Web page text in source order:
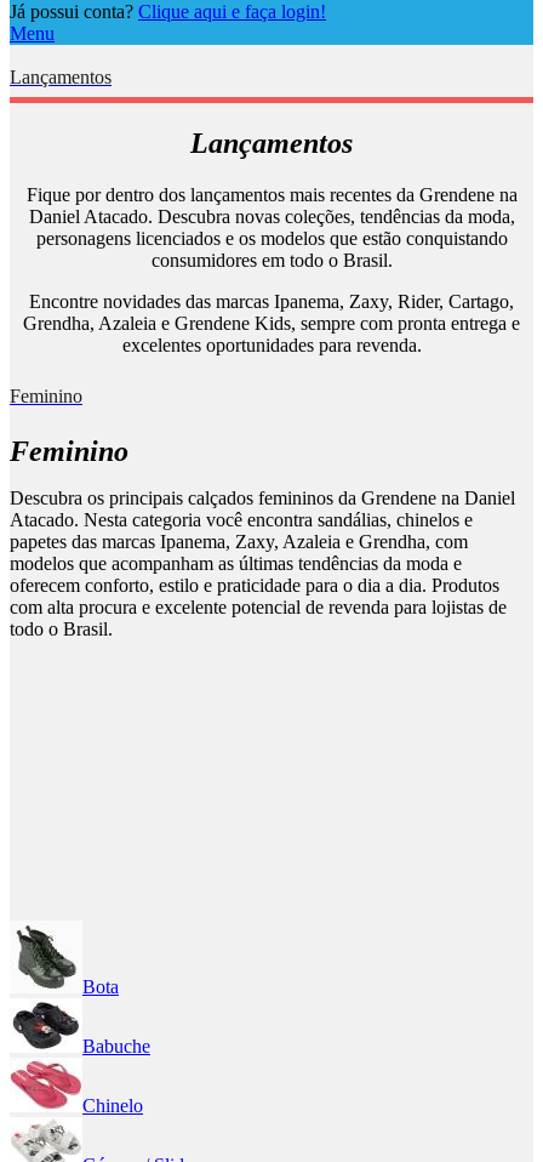
Já possui conta? Clique aqui e faça login!
Menu
Lançamentos
Lançamentos
Fique por dentro dos lançamentos mais recentes da Grendene na
Daniel Atacado. Descubra novas coleções, tendências da moda,
personagens licenciados e os modelos que estão conquistando
consumidores em todo o Brasil.
Encontre novidades das marcas Ipanema, Zaxy, Rider, Cartago,
Grendha, Azaleia e Grendene Kids, sempre com pronta entrega e
excelentes oportunidades para revenda.
Feminino
Feminino
Descubra os principais calçados femininos da Grendene na Daniel
Atacado. Nesta categoria você encontra sandálias, chinelos e
papetes das marcas Ipanema, Zaxy, Azaleia e Grendha, com
modelos que acompanham as últimas tendências da moda e
oferecem conforto, estilo e praticidade para o dia a dia. Produtos
com alta procura e excelente potencial de revenda para lojistas de
todo o Brasil.
Bota
Babuche
Chinelo